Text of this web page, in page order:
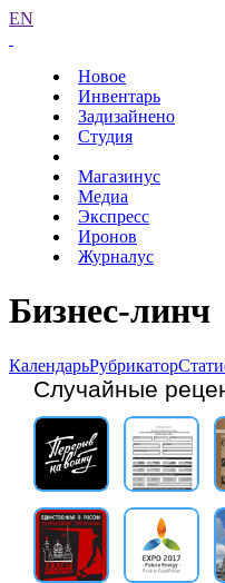
EN
Новое
Инвентарь
Задизайнено
Студия
Магазинус
Медиа
Экспресс
Иронов
Журналус
Бизнес-линч
КалендарьРубрикатор
Случайные